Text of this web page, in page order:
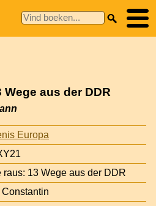
aus der DDR
Europa
raus: 13 Wege aus der DDR
Constantin